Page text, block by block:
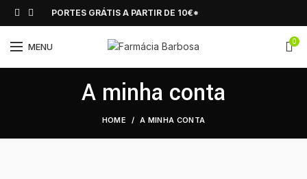
PORTES GRÁTIS A PARTIR DE 10€*
MENU 0
A minha conta
HOME A MINHA CONTA